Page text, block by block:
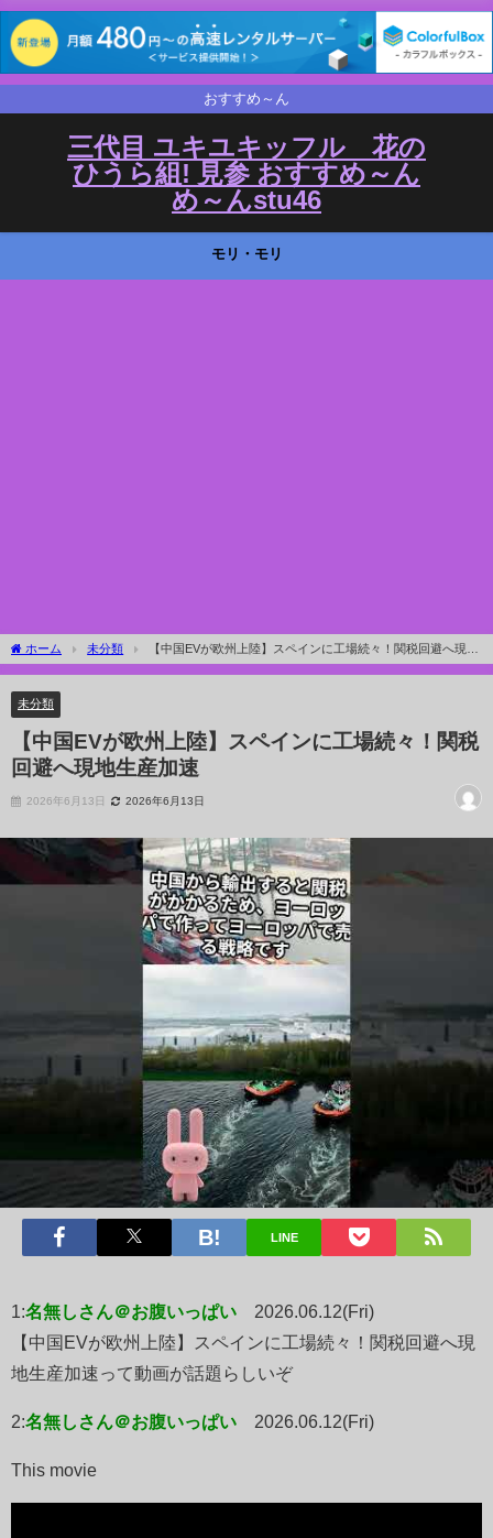
おすすめ～ん
三代目 ユキユキッフル 花の
ひうら組! 見参 おすすめ～ん
め～んstu46
モリ・モリ
ホーム 未分類
【中国EVが欧州上陸】スペインに工場続々！関税回避へ現地
生産加速
未分類
【中国EVが欧州上陸】スペインに工場続々！関税
回避へ現地生産加速
2026年6月13日 2026年6月13日
LINE
1:名無しさん＠お腹いっぱい
2026.06.12(Fri)
【中国EVが欧州上陸】スペインに工場続々！関税回避へ現
地生産加速って動画が話題らしいぞ
2:名無しさん＠お腹いっぱい 2026.06.12(Fri)
This movie